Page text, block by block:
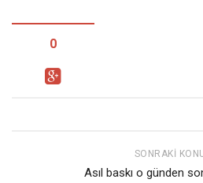
0
SONRAKI
Asıl baskı o günden